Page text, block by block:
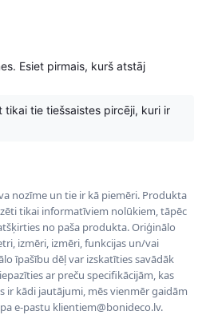
Esiet pirmais, kurš atstāj
tie tiešsaistes pircēji, kuri ir
nozīme un tie ir kā piemēri. Produkta
tikai informatīviem nolūkiem, tāpēc
no paša produkta. Oriģinālo
izmēri, izmēri, funkcijas un/vai
īpašību dēļ var izskatīties savādāk
ar preču specifikācijām, kas
ir kādi jautājumi, mēs vienmēr gaidām
e-pastu klientiem@bonideco.lv.